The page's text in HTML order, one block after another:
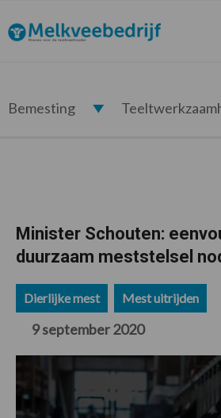
de
hoofdnavigatie
de
hoofd
de
eerste
de
voettekst
Melkveebedrijf.nl
Bemesting
Minister Schouten:
duurzaam meststelsel
Dierlijke mest Mest uitrijden
9 september 2020